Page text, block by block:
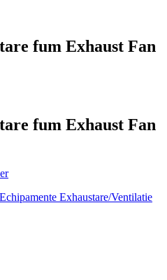
fum Exhaust Fan
fum Exhaust Fan
Echipamente Exhaustare/Ventilatie